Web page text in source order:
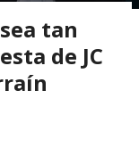
tan
de JC